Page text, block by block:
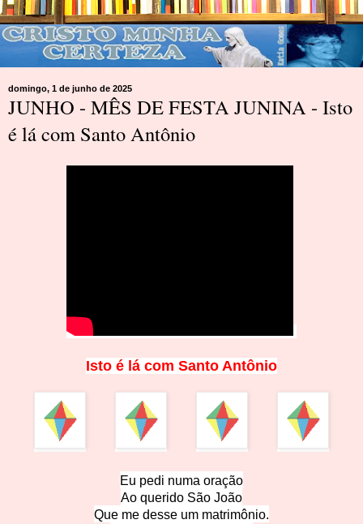
domingo, 1 de junho de 2025
JUNHO - MÊS DE FESTA JUNINA - Isto
é lá com Santo Antônio
Isto é lá com Santo Antônio
Eu pedi numa oração
Ao querido São João
Que me desse um matrimônio.